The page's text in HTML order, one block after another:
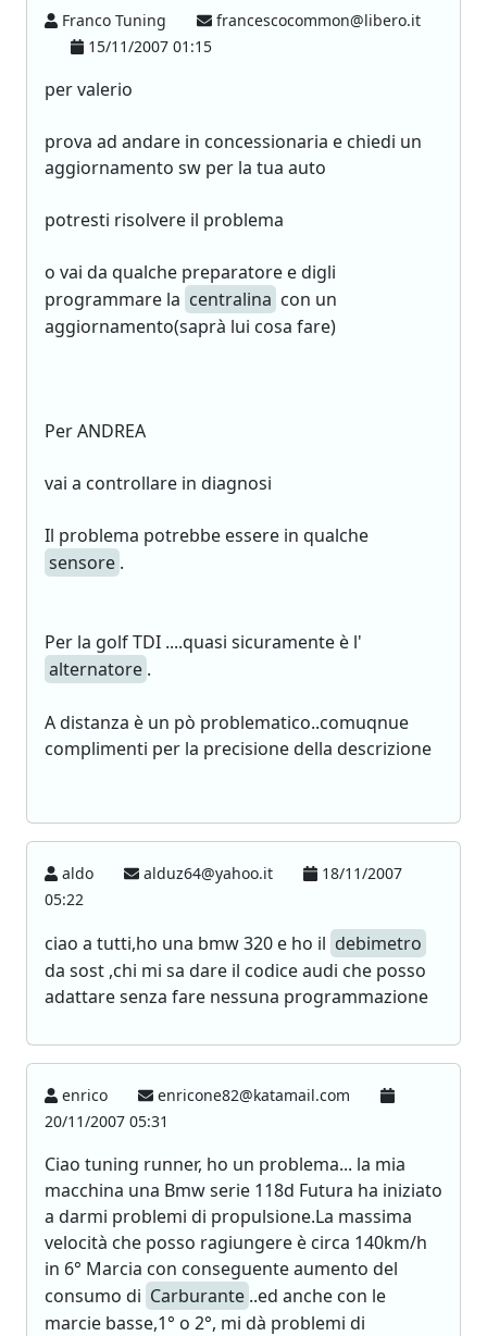
Franco Tuning
francescocommon@libero.it
15/11/2007 01:15
per valerio
prova ad andare in concessionaria e chiedi un
aggiornamento sw per la tua auto
potresti risolvere il problema
o vai da qualche preparatore e digli
programmare la centralina con un
aggiornamento(saprà lui cosa fare)
Per ANDREA
vai a controllare in diagnosi
Il problema potrebbe essere in qualche
sensore .
Per la golf TDI ....quasi sicuramente è l'
alternatore .
A distanza è un pò problematico..comuqnue
complimenti per la precisione della descrizione
aldo alduz64@yahoo.it
18/11/2007
05:22
ciao a tutti,ho una bmw 320 e ho il debimetro
da sost ,chi mi sa dare il codice audi che posso
adattare senza fare nessuna programmazione
enrico
enricone82@katamail.com
20/11/2007 05:31
Ciao tuning runner, ho un problema... la mia
macchina una Bmw serie 118d Futura ha iniziato
a darmi problemi di propulsione.La massima
velocità che posso ragiungere è circa 140km/h
in 6° Marcia con conseguente aumento del
consumo di Carburante ..ed anche con le
marcie basse,1° o 2°, mi dà problemi di